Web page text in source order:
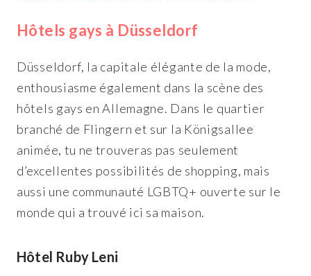
Hôtels gays à Düsseldorf
Düsseldorf, la capitale élégante de la mode,
enthousiasme également dans la scène des
hôtels gays en Allemagne. Dans le quartier
branché de Flingern et sur la Königsallee
animée, tu ne trouveras pas seulement
d’excellentes possibilités de shopping, mais
aussi une communauté LGBTQ+ ouverte sur le
monde qui a trouvé ici sa maison.
Hôtel Ruby Leni